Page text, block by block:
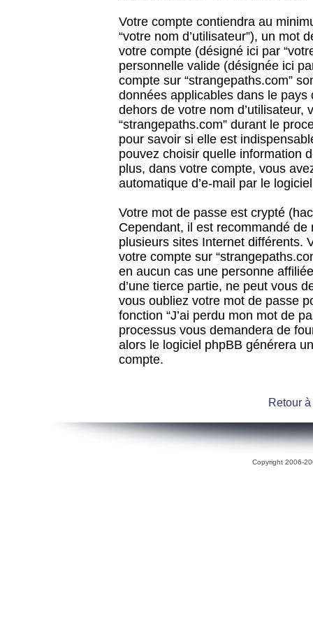
Votre compte contiendra au
“votre nom d’utilisateur”), un mot
votre compte (désigné ici par
personnelle valide (désignée ici
compte sur “strangepaths.com”
données applicables dans le
dehors de votre nom
“strangepaths.com” durant le
pour savoir si elle est
pouvez choisir quelle information
plus, dans votre compte, vous
automatique d’e-mail par le
Votre mot de passe est crypté
Cependant, il est recommandé
plusieurs sites Internet différents.
votre compte sur
en aucun cas une personne
d’une tierce partie, ne peut vous
vous oubliez votre mot de passe
fonction “J’ai perdu mon mot de
processus vous demandera de
alors le logiciel phpBB générera
compte.
Retour
Copyright 2006-